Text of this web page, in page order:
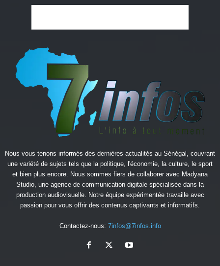
Nous vous tenons informés des dernières actualités au Sénégal, couvrant
une variété de sujets tels que la politique, l'économie, la culture, le sport
et bien plus encore. Nous sommes fiers de collaborer avec Madyana
Studio , une agence de communication digitale spécialisée dans la
production audiovisuelle. Notre équipe expérimentée travaille avec
passion pour vous offrir des contenus captivants et informatifs.
Contactez-nous: 7infos@7infos.info